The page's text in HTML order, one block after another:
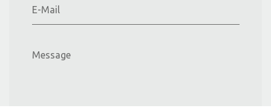
E-Mail
Message